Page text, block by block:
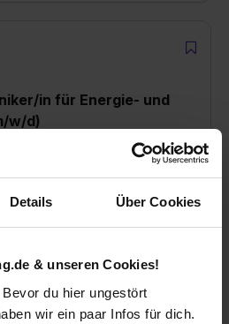
Details Über Cookies
& unseren Cookies!
du hier ungestört
wir ein paar Infos für dich.
in für Energie- und
w/d)